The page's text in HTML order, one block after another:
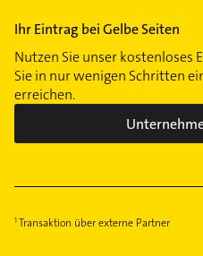
Ihr Eintrag bei Gelbe Seiten
Nutzen Sie unser kostenloses
Sie in nur wenigen Schritten
erreichen.
Transaktion über externe Partner